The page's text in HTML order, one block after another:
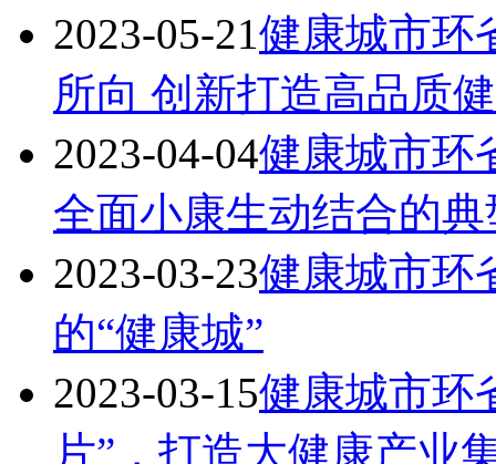
2023-05-21健康城市环
所向 创新打造高品质
2023-04-04健康城市环
全面小康生动结合的
2023-03-23健康城市环
的“健康城”
2023-03-15健康城市环
片”，打造大健康产业